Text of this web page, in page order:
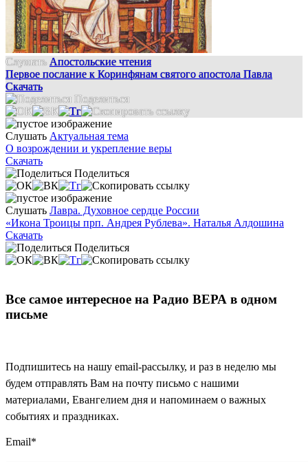
Слушать Апостольские чтения
Первое послание к Коринфянам святого апостола Павла
Скачать
Поделиться
Слушать Актуальная тема
О возрождении и укрепление веры
Скачать
Поделиться
Слушать Лавра. Духовное сердце России
«Икона Троицы прп. Андрея Рублева». Наталья Алдошина
Скачать
Поделиться
Все самое интересное на Радио ВЕРА в одном
письме
Подпишитесь на нашу email-рассылку, и раз в неделю мы
будем отправлять Вам на почту письмо с нашими
материалами, Евангелием дня и напоминаем о важных
событиях и праздниках.
Email*